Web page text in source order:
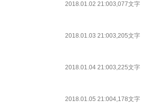
2018.01.02 21:003,077文字
2018.01.03 21:003,205文字
2018.01.04 21:003,225文字
2018.01.05 21:004,178文字